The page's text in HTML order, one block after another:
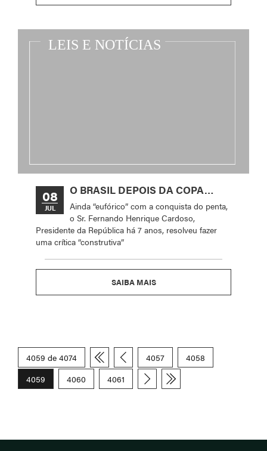
08
JUL
O BRASIL DEPOIS DA COPA…
Ainda “eufórico” com a conquista do penta,
o Sr. Fernando Henrique Cardoso,
Presidente da República há 7 anos, resolveu fazer
uma crítica “construtiva”
SAIBA MAIS
4059 de 4074 4057
4058
4059
4060 4061